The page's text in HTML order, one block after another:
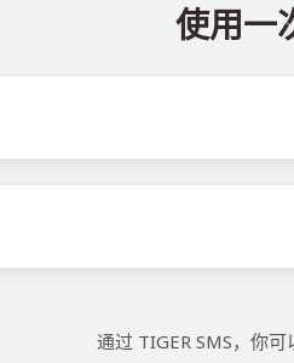
使用一
通过 TIGER SMS，你